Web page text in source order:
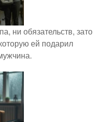
ни обязательств, зато
ей подарил